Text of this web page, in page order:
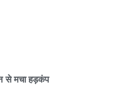
से मचा हड़कंप